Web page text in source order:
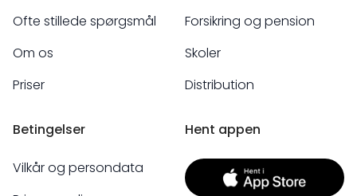
Ofte stillede spørgsmål
Om os
Priser
Forsikring og pension
Skoler
Distribution
Betingelser
Vilkår og persondata
Hent appen